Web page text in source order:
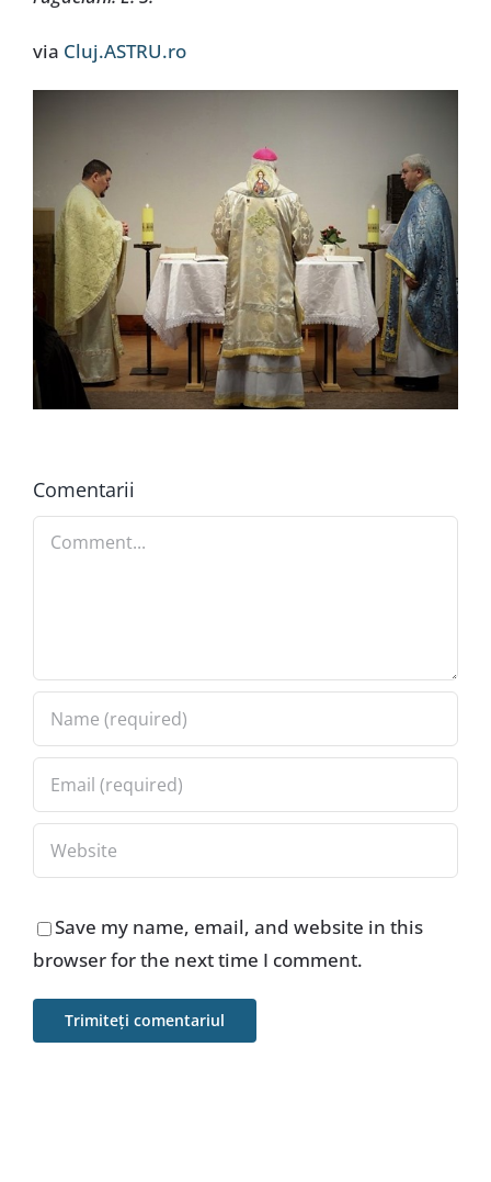
via Cluj.ASTRU.ro
Comentarii
Comment
Save my name, email, and website in this
browser for the next time I comment.